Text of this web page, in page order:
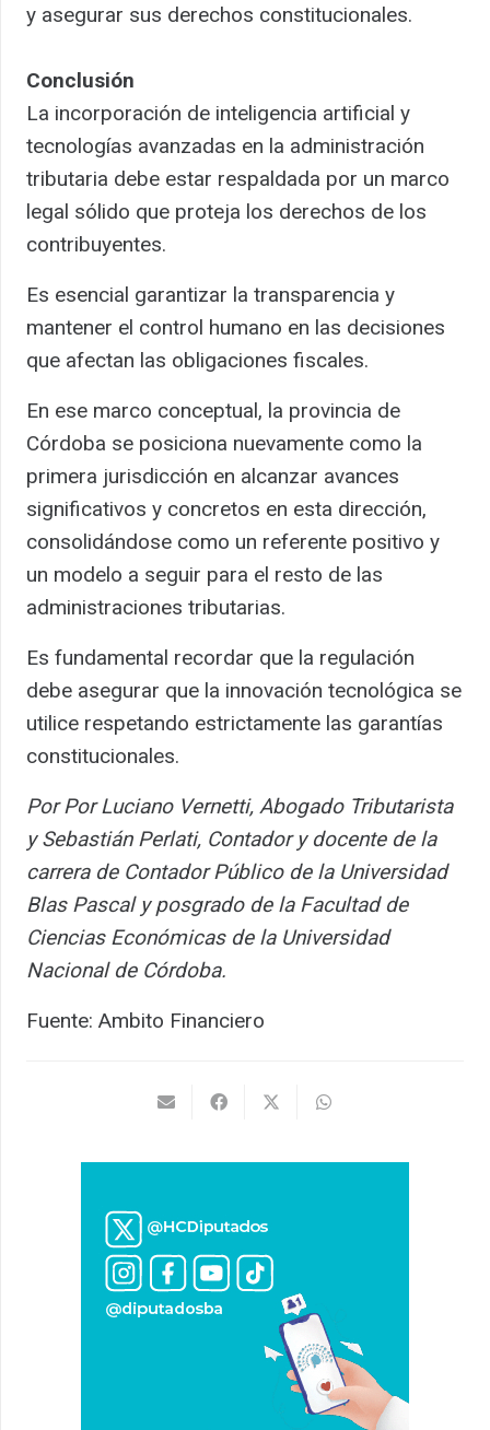
y asegurar sus derechos constitucionales.
Conclusión
La incorporación de inteligencia artificial y
tecnologías avanzadas en la administración
tributaria debe estar respaldada por un marco
legal sólido que proteja los derechos de los
contribuyentes.
Es esencial garantizar la transparencia y
mantener el control humano en las decisiones
que afectan las obligaciones fiscales.
En ese marco conceptual, la provincia de
Córdoba se posiciona nuevamente como la
primera jurisdicción en alcanzar avances
significativos y concretos en esta dirección,
consolidándose como un referente positivo y
un modelo a seguir para el resto de las
administraciones tributarias.
Es fundamental recordar que la regulación
debe asegurar que la innovación tecnológica se
utilice respetando estrictamente las garantías
constitucionales.
Por Por Luciano Vernetti, Abogado Tributarista
y Sebastián Perlati, Contador y docente de la
carrera de Contador Público de la Universidad
Blas Pascal y posgrado de la Facultad de
Ciencias Económicas de la Universidad
Nacional de Córdoba.
Fuente: Ambito Financiero